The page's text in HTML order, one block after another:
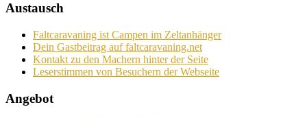
Austausch
Faltcaravaning ist Campen im Zeltanhänger
Dein Gastbeitrag auf faltcaravaning.net
Kontakt zu den Machern hinter der Seite
Leserstimmen von Besuchern der Webseite
Angebot